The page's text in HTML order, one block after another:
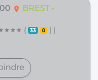
location_on BREST -
( 33 0 | )